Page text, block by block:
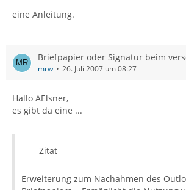
eine Anleitung.
Briefpapier oder Signatur beim
mrw 26. Juli 2007 um 08:27
Hallo AElsner,
es gibt da eine ...
Zitat
Erweiterung zum Nachahmen des